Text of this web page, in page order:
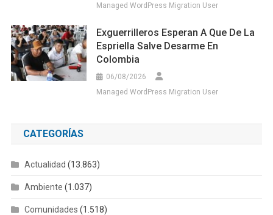
Managed WordPress Migration User
Exguerrilleros Esperan A Que De La
Espriella Salve Desarme En
Colombia
06/08/2026
Managed WordPress Migration User
CATEGORÍAS
Actualidad (13.863)
Ambiente (1.037)
Comunidades (1.518)